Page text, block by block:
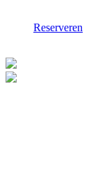
Reserveren